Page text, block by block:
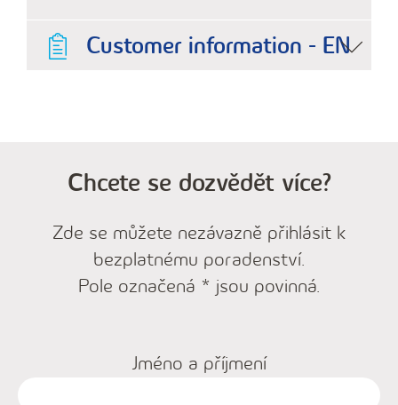
Customer information - EN
Chcete se dozvědět více?
Zde se můžete nezávazně přihlásit k
bezplatnému poradenství.
Pole označená * jsou povinná.
Jméno a příjmení